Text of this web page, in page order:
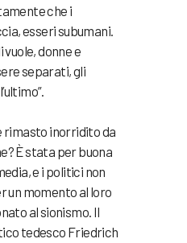
che i
esseri subumani.
vuole, donne e
separati, gli
rimasto inorridito da
È stata per buona
e i politici non
un momento al loro
al sionismo. Il
tedesco Friedrich